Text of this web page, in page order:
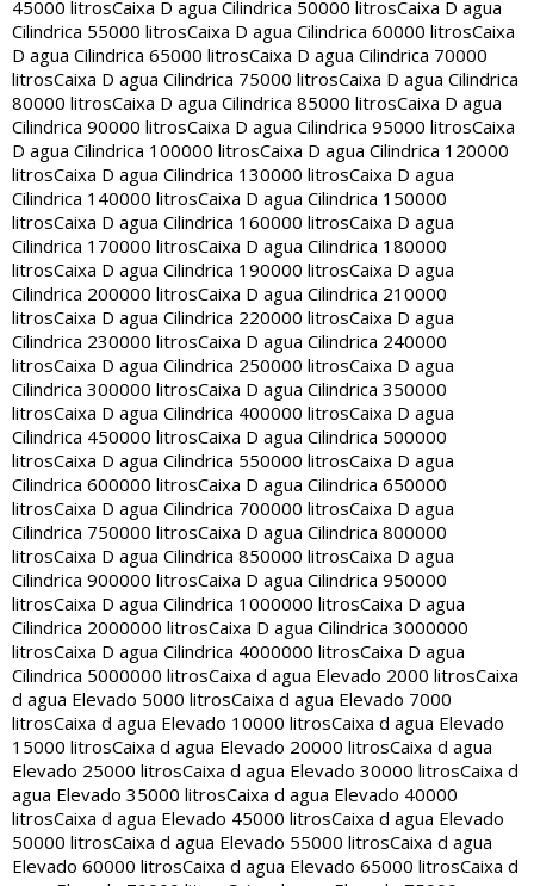
45000 litrosCaixa D agua Cilindrica 50000 litrosCaixa D agua
Cilindrica 55000 litrosCaixa D agua Cilindrica 60000 litrosCaixa
D agua Cilindrica 65000 litrosCaixa D agua Cilindrica 70000
litrosCaixa D agua Cilindrica 75000 litrosCaixa D agua Cilindrica
80000 litrosCaixa D agua Cilindrica 85000 litrosCaixa D agua
Cilindrica 90000 litrosCaixa D agua Cilindrica 95000 litrosCaixa
D agua Cilindrica 100000 litrosCaixa D agua Cilindrica 120000
litrosCaixa D agua Cilindrica 130000 litrosCaixa D agua
Cilindrica 140000 litrosCaixa D agua Cilindrica 150000
litrosCaixa D agua Cilindrica 160000 litrosCaixa D agua
Cilindrica 170000 litrosCaixa D agua Cilindrica 180000
litrosCaixa D agua Cilindrica 190000 litrosCaixa D agua
Cilindrica 200000 litrosCaixa D agua Cilindrica 210000
litrosCaixa D agua Cilindrica 220000 litrosCaixa D agua
Cilindrica 230000 litrosCaixa D agua Cilindrica 240000
litrosCaixa D agua Cilindrica 250000 litrosCaixa D agua
Cilindrica 300000 litrosCaixa D agua Cilindrica 350000
litrosCaixa D agua Cilindrica 400000 litrosCaixa D agua
Cilindrica 450000 litrosCaixa D agua Cilindrica 500000
litrosCaixa D agua Cilindrica 550000 litrosCaixa D agua
Cilindrica 600000 litrosCaixa D agua Cilindrica 650000
litrosCaixa D agua Cilindrica 700000 litrosCaixa D agua
Cilindrica 750000 litrosCaixa D agua Cilindrica 800000
litrosCaixa D agua Cilindrica 850000 litrosCaixa D agua
Cilindrica 900000 litrosCaixa D agua Cilindrica 950000
litrosCaixa D agua Cilindrica 1000000 litrosCaixa D agua
Cilindrica 2000000 litrosCaixa D agua Cilindrica 3000000
litrosCaixa D agua Cilindrica 4000000 litrosCaixa D agua
Cilindrica 5000000 litrosCaixa d agua Elevado 2000 litrosCaixa
d agua Elevado 5000 litrosCaixa d agua Elevado 7000
litrosCaixa d agua Elevado 10000 litrosCaixa d agua Elevado
15000 litrosCaixa d agua Elevado 20000 litrosCaixa d agua
Elevado 25000 litrosCaixa d agua Elevado 30000 litrosCaixa d
agua Elevado 35000 litrosCaixa d agua Elevado 40000
litrosCaixa d agua Elevado 45000 litrosCaixa d agua Elevado
50000 litrosCaixa d agua Elevado 55000 litrosCaixa d agua
Elevado 60000 litrosCaixa d agua Elevado 65000 litrosCaixa d